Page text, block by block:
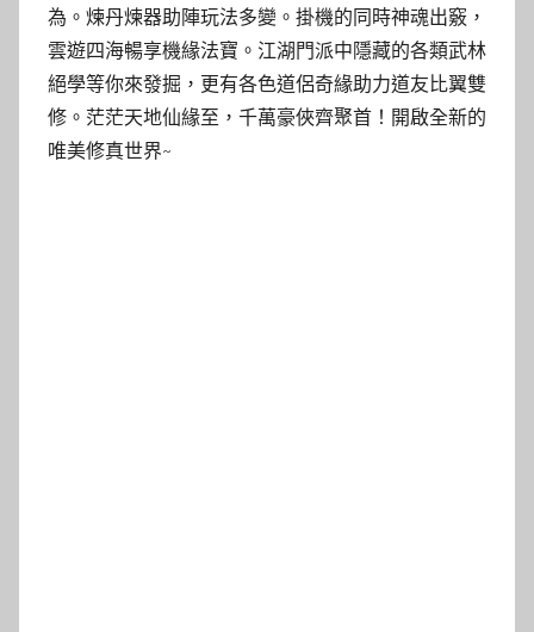
為。煉丹煉器助陣玩法多變。掛機的同時神魂出竅，
雲遊四海暢享機緣法寶。江湖門派中隱藏的各類武林
絕學等你來發掘，更有各色道侶奇緣助力道友比翼雙
修。茫茫天地仙緣至，千萬豪俠齊聚首！開啟全新的
唯美修真世界~